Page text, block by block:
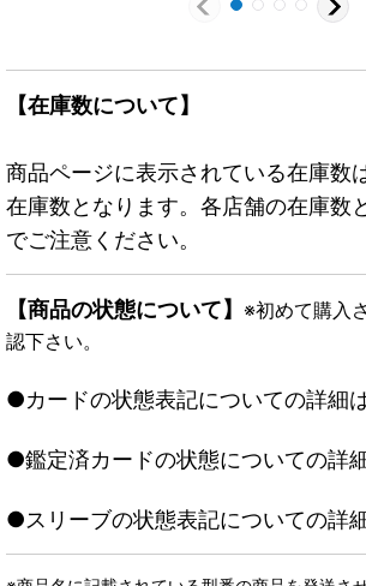
【在庫数について】
商品ページに表示されている在庫数
在庫数となります。各店舗の在庫数
でご注意ください。
【商品の状態について】 ※初めて購入
認下さい。
●カードの状態表記についての詳細
●鑑定済カードの状態についての詳
●スリーブの状態表記についての詳